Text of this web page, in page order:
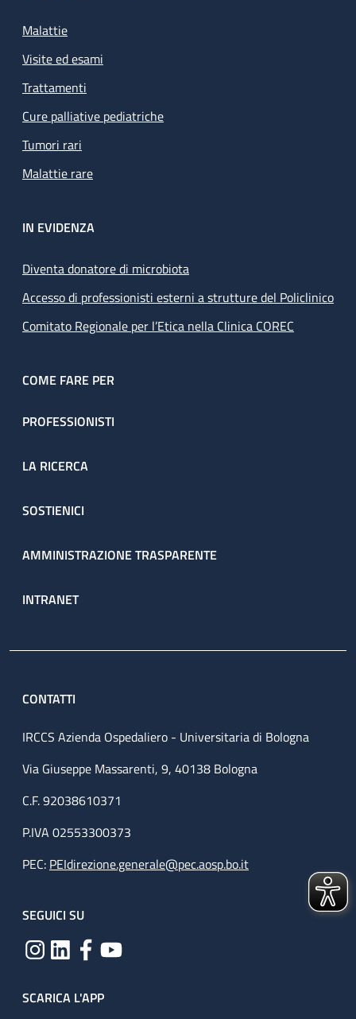
Malattie
Visite ed esami
Trattamenti
Cure palliative pediatriche
Tumori rari
Malattie rare
IN EVIDENZA
Diventa donatore di microbiota
Accesso di professionisti esterni a strutture del Policlinico
Comitato Regionale per l’Etica nella Clinica COREC
COME FARE PER
PROFESSIONISTI
LA RICERCA
SOSTIENICI
AMMINISTRAZIONE TRASPARENTE
INTRANET
CONTATTI
IRCCS Azienda Ospedaliero - Universitaria di Bologna
Via Giuseppe Massarenti, 9, 40138 Bologna
C.F. 92038610371
P.IVA 02553300373
PEC: PEIdirezione.generale@pec.aosp.bo.it
SEGUICI SU
SCARICA L'APP